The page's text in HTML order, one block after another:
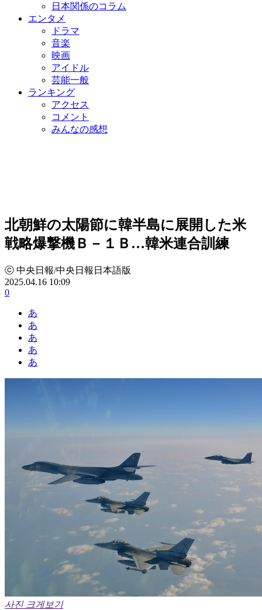
日本関係のコラム
エンタメ
ドラマ
音楽
映画
アイドル
芸能一般
ランキング
アクセス
コメント
みんなの感想
北朝鮮の太陽節に韓半島に展開した米
戦略爆撃機Ｂ－１Ｂ…韓米連合訓練
ⓒ 中央日報/中央日報日本語版
2025.04.16 10:09
0
あ
あ
あ
あ
あ
사진 크게보기